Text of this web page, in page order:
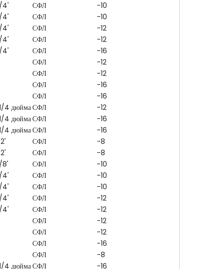
4' СФЛ
-10
4' СФЛ
-10
4' СФЛ
-12
4' СФЛ
-12
4' СФЛ
-16
СФЛ
-12
СФЛ
-12
СФЛ
-16
СФЛ
-16
4 дюймаСФЛ
-12
4 дюймаСФЛ
-16
4 дюймаСФЛ
-16
СФЛ
-8
СФЛ
-8
8' СФЛ
-10
4' СФЛ
-10
4' СФЛ
-10
4' СФЛ
-12
4' СФЛ
-12
СФЛ
-12
СФЛ
-12
СФЛ
-16
СФЛ
-8
4 дюймаСФЛ -16